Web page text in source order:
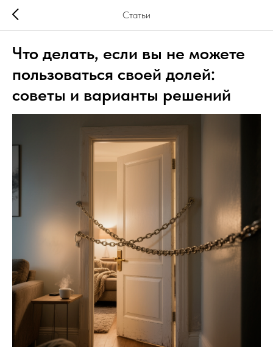
Статьи
Что делать, если вы не можете
пользоваться своей долей:
советы и варианты решений